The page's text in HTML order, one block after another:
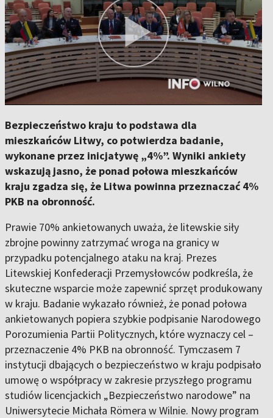
Bezpieczeństwo kraju to podstawa dla
mieszkańców Litwy, co potwierdza badanie,
wykonane przez inicjatywę „4%”. Wyniki ankiety
wskazują jasno, że ponad połowa mieszkańców
kraju zgadza się, że Litwa powinna przeznaczać 4%
PKB na obronność.
Prawie 70% ankietowanych uważa, że litewskie siły
zbrojne powinny zatrzymać wroga na granicy w
przypadku potencjalnego ataku na kraj. Prezes
Litewskiej Konfederacji Przemysłowców podkreśla, że
skuteczne wsparcie może zapewnić sprzęt produkowany
w kraju. Badanie wykazało również, że ponad połowa
ankietowanych popiera szybkie podpisanie Narodowego
Porozumienia Partii Politycznych, które wyznaczy cel –
przeznaczenie 4% PKB na obronność. Tymczasem 7
instytucji dbających o bezpieczeństwo w kraju podpisało
umowę o współpracy w zakresie przyszłego programu
studiów licencjackich „Bezpieczeństwo narodowe” na
Uniwersytecie Michała Römera w Wilnie. Nowy program